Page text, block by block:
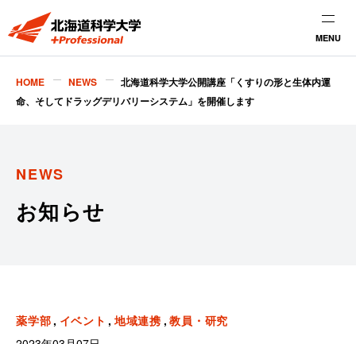
MENU
HOME NEWS
北海道科学大学公開講座「くすりの形と生体内運
命、そしてドラッグデリバリーシステム」を開催します
NEWS
お知らせ
薬学部 イベント 地域連携 教員・研究